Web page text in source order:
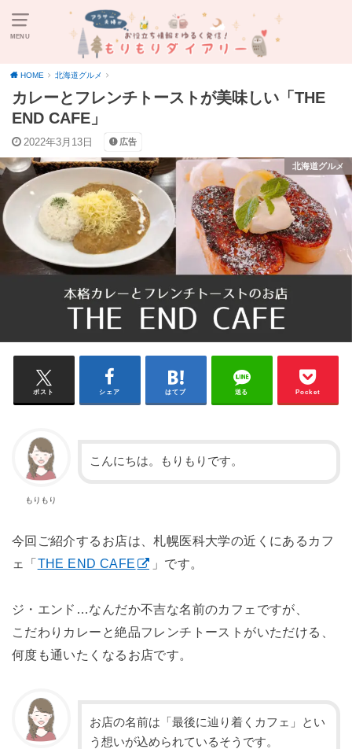
MENU
HOME 北海道グルメ
カレーとフレンチトーストが美味しい「THE
END CAFE」
2022年3月13日 広告
北海道グルメ
ポスト シェア はてブ 送る Pocket
もりもり
こんにちは。もりもりです。
今回ご紹介するお店は、札幌医科大学の近くにあるカフ
ェ「THE END CAFE 」です。
ジ・エンド…なんだか不吉な名前のカフェですが、
こだわりカレーと絶品フレンチトーストがいただける、
何度も通いたくなるお店です。
お店の名前は「最後に辿り着くカフェ」とい
う想いが込められているそうです。